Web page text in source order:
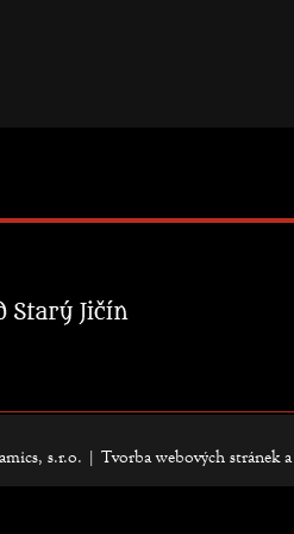
s.r.o. | Tvorba webových stráneka